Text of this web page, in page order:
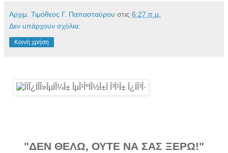
Αρχιμ. Τιμόθεος Γ. Παπασταύρου στις 6:27 π.μ.
Δεν υπάρχουν σχόλια:
Κοινή χρήση
"ΔΕΝ ΘΕΛΩ, ΟΥΤΕ ΝΑ ΣΑΣ ΞΕΡΩ!"